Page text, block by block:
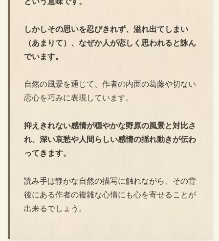
しかしその思いを忍びきれず、溢れ出てしまい
（あまりて）、なぜか人が恋しく思われると詠ん
でいます。
自然の風景を通じて、作者の内面の葛藤や切ない
恋心を巧みに表現しています。
抑えきれない感情が穏やかな野原の風景と対比さ
れ、深い哀愁や人間らしい感情の揺れ動きが伝わ
ってきます。
読み手は静かな自然の描写に触れながら、その背
後にある作者の複雑な心情にも心を寄せることが
出来るでしょう。